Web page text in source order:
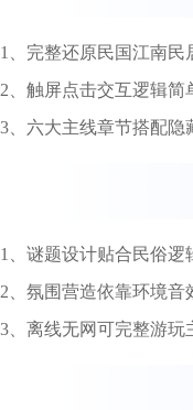
1、完整还原民国江南民
2、触屏点击交互逻辑简
3、六大主线章节搭配隐
1、谜题设计贴合民俗逻
2、氛围营造依靠环境音
3、离线无网可完整游玩